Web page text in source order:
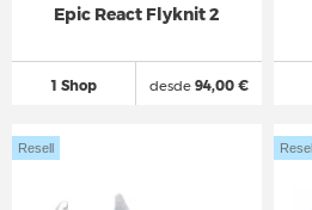
Epic React Flyknit 2
1 Shop desde94,00 €
Resell Resell